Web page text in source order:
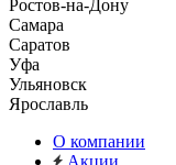
Ростов-на-Дону
Самара
Саратов
Уфа
Ульяновск
Ярославль
О компании
Акции